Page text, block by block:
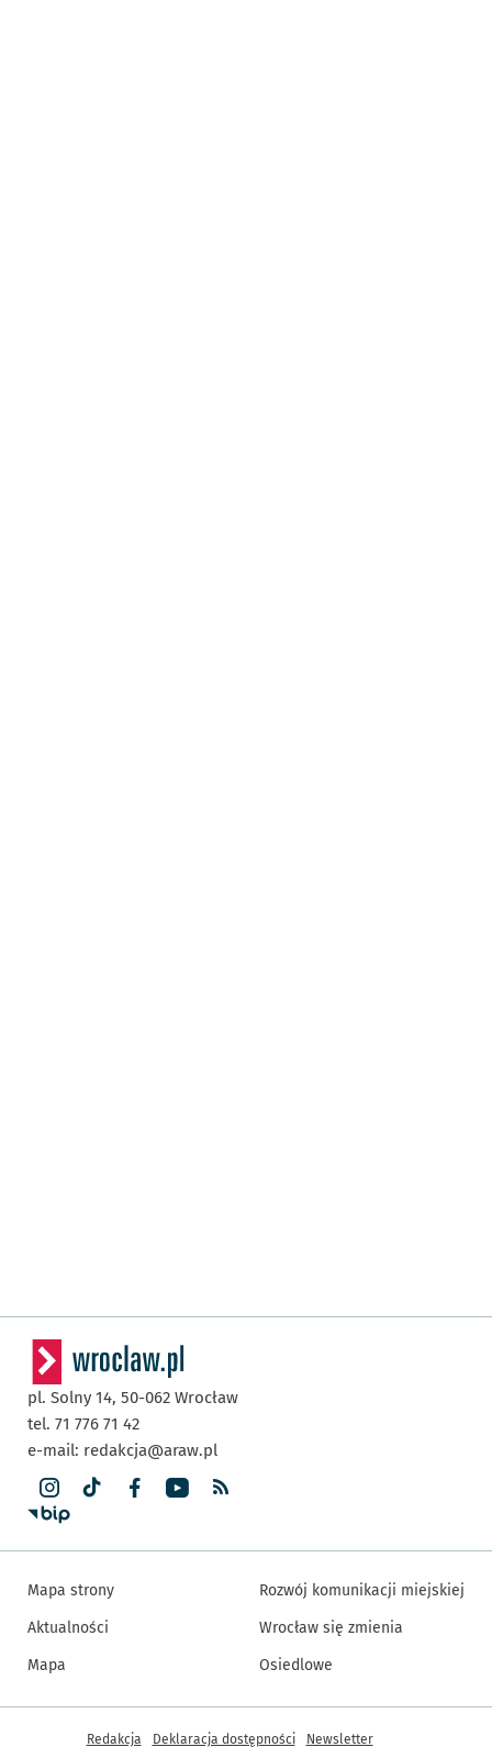
pl. Solny 14, 50-062 Wrocław
tel. 71 776 71 42
e-mail: redakcja@araw.pl
Mapa strony
Aktualności
Mapa
Rozwój komunikacji miejskiej
Wrocław się zmienia
Osiedlowe
Inne informacje
Redakcja Deklaracja dostępności Newsletter